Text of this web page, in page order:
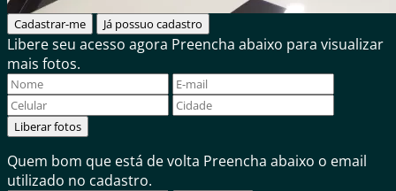
Cadastrar-me Já possuo cadastro
Libere seu acesso agora Preencha abaixo para visualizar
mais fotos.
Liberar fotos
Quem bom que está de volta Preencha abaixo o email
utilizado no cadastro.